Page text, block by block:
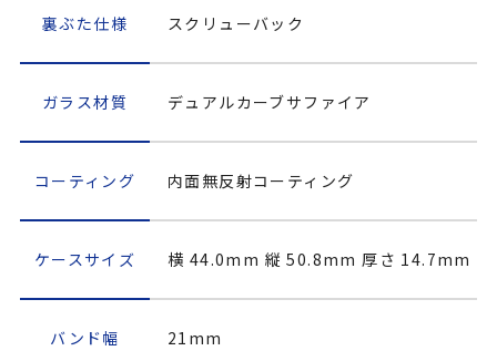
裏ぶた仕様 スクリューバック
ガラス材質 デュアルカーブサファイア
コーティング 内面無反射コーティング
ケースサイズ 横 44.0mm 縦 50.8mm 厚さ 14.7mm
バンド幅 21mm